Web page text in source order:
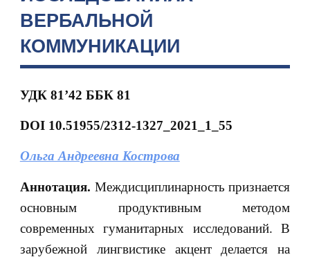
ВЕРБАЛЬНОЙ
КОММУНИКАЦИИ
УДК 81’42 ББК 81
DOI10.51955/2312-1327_2021_1_55
Ольга Андреевна Кострова
Аннотация. Междисциплинарность признается
основным продуктивным методом
современных гуманитарных исследований. В
зарубежной лингвистике акцент делается на